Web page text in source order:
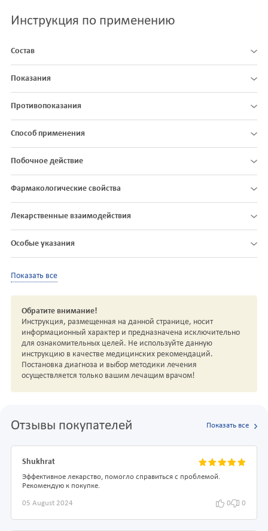
Инструкция по применению
Состав
Показания
Противопоказания
Способ применения
Побочное действие
Фармакологические свойства
Лекарственные взаимодействия
Особые указания
Показать все
Обратите внимание!
Инструкция, размещенная на данной странице, носит
информационный характер и предназначена исключительно
для ознакомительных целей. Не используйте данную
инструкцию в качестве медицинских рекомендаций.
Постановка диагноза и выбор методики лечения
осуществляется только вашим лечащим врачом!
Отзывы покупателей Показать все
Shukhrat
Эффективное лекарство, помогло справиться с проблемой.
Рекомендую к покупке.
05 August 2024 0 0